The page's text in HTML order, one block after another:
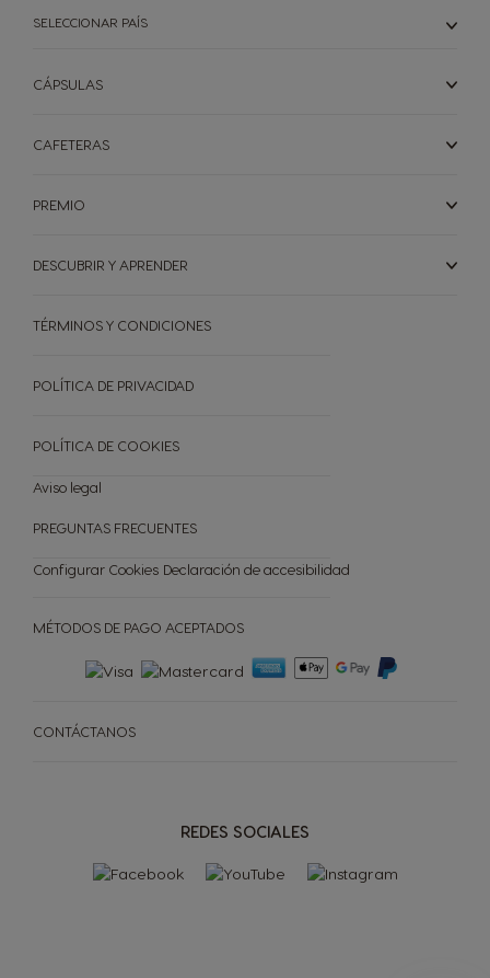
CÁPSULAS
CREA TU CAJA
CAFETERAS
Comparador de cafeteras Ayuda para tu cafetera
ACCESORIOS
SOSTENIBILIDAD
SELECCIONAR PAÍS
CÁPSULAS
CAFETERAS
PREMIO
DESCUBRIR Y APRENDER
REDES SOCIALES
MÉTODOS DE PAGO ACEPTADOS
CONTÁCTANOS
TÉRMINOS Y CONDICIONES
POLÍTICA DE PRIVACIDAD
POLÍTICA DE COOKIES
Aviso legal
PREGUNTAS FRECUENTES
Configurar Cookies Declaración de accesibilidad